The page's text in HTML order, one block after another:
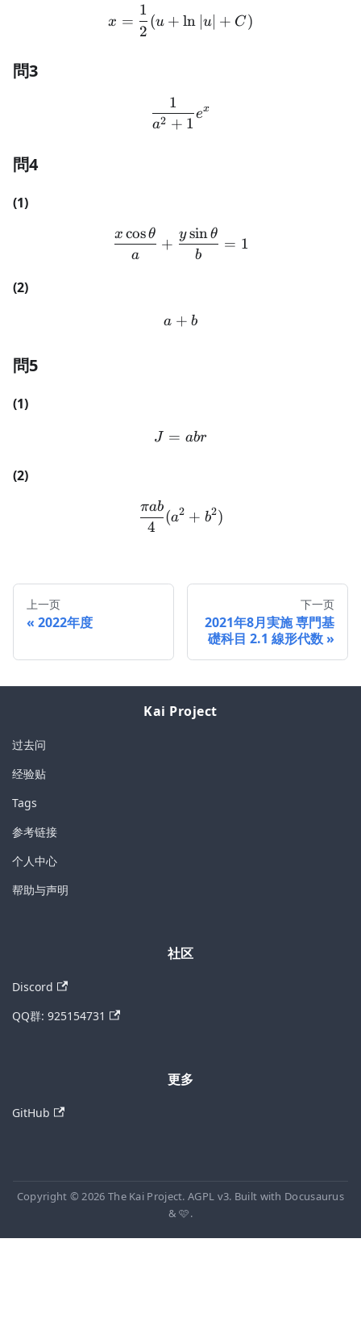
x = \frac{1}{2}(u +
x =
2
1
(u + ln ∣u∣ + C)
問3
\frac{1}{a^2 + 1}e^{x}
a2 + 1
1
ex
問4
(1)
\frac{x\cos\theta}{a} +
a
x cosθ
+
b
y sinθ
= 1
(2)
a + b
a + b
問5
(1)
J = abr
J = abr
(2)
\frac{\pi ab}{4}(a^2 +
4
πab
(a2 + b2)
上一页
2022年度
下一页
2021年8月実施 専門基
礎科目 2.1 線形代数
Kai Project
过去问
经验贴
Tags
参考链接
个人中心
帮助与声明
社区
Discord
QQ群: 925154731
更多
GitHub
Copyright © 2026 The Kai Project. AGPL v3. Built with Docusaurus
& 🩷.